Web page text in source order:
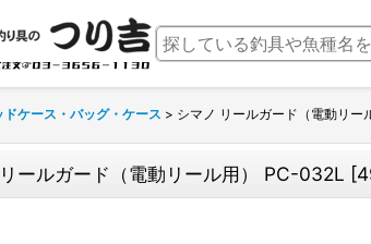
ドケース・バッグ・ケース > シマノ リールガード（電動リー
ールガード（電動リール用） PC-032L [